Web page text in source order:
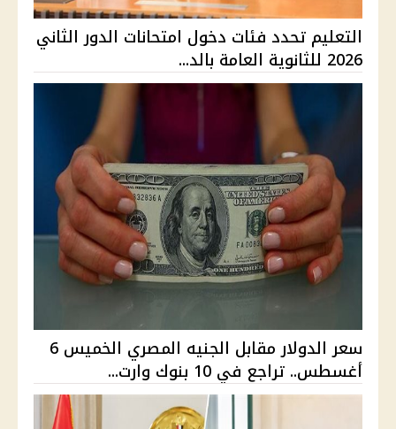
التعليم تحدد فئات دخول امتحانات الدور الثاني
2026 للثانوية العامة بالد...
سعر الدولار مقابل الجنيه المصري الخميس 6
أغسطس.. تراجع في 10 بنوك وارت...